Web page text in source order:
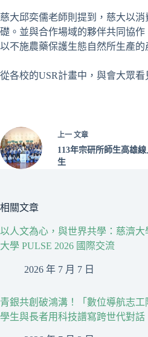
慈大邱奕儒老師則提到，慈大以
礎。並與合作場域的夥伴共同協
以不施農藥保護生態自然所生產
從各校的USR計畫中，與會大眾
上一 文章
113年宗研所師生高雄
生
相關文章
以人文為心，與世界共學：慈濟大
大學 PULSE 2026 國際交流
2026 年 7 月 7 日
青銀共創破鴻溝！「數位導航志
學生與長者用科技譜寫跨世代對話